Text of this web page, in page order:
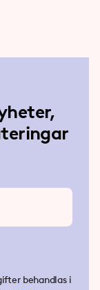
behandlas i